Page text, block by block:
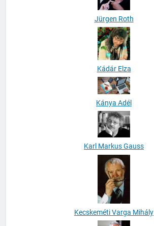
Jürgen Roth
Kádár Elza
Kánya Adél
Karl Markus Gauss
Kecskeméti Varga Mihály